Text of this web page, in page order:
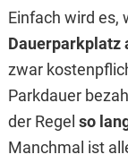
Einfach wird es,
Dauerparkplatz
zwar
Parkdauer
der Regel so
Manchmal ist